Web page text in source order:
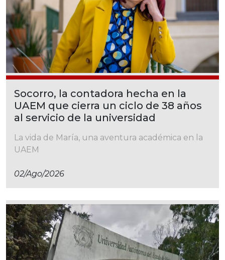
Socorro, la contadora hecha en la
UAEM que cierra un ciclo de 38 años
al servicio de la universidad
La vida de María, una aventura académica en la
UAEM
02/ago/2026